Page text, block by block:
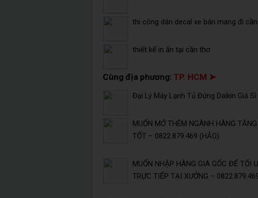
thi công dán decal xe bán mang đi
thiết kế in ấn tại cần thơ
Cùng địa phương: TP. HCM ➤
Đại Lý Máy Lạnh Tủ Đứng Daikin Giá Sỉ
MUỐN MỞ THÊM NGÀNH HÀNG
TỐT – 0822.879.469 (HẢO)
MUỐN NHẬP HÀNG GIÁ GỐC ĐỂ TỐI
TRỰC TIẾP TẠI XƯỞNG –